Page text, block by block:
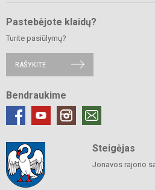
Pastebėjote klaidų?
Turite pasiūlymų?
RAŠYKITE
Bendraukime
Steigėjas
Jonavos rajono